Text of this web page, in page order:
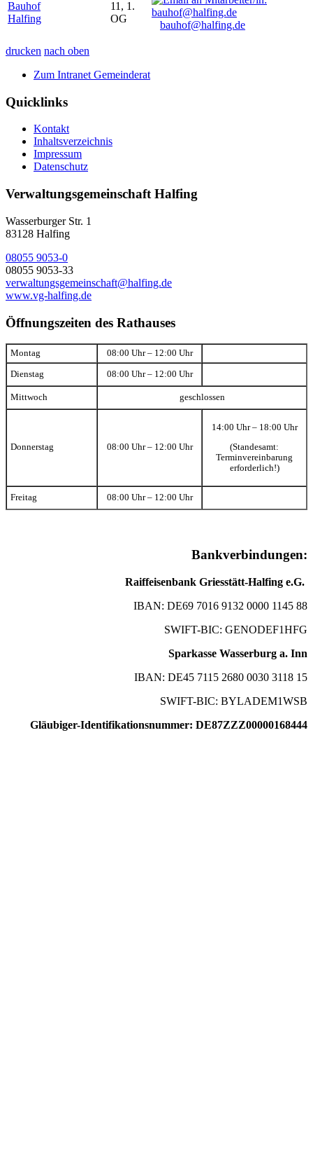
Bauhof
Halfing
11, 1.
OG
bauhof@halfing.de
drucken nach oben
Zum Intranet Gemeinderat
Quicklinks
Kontakt
Inhaltsverzeichnis
Impressum
Datenschutz
Verwaltungsgemeinschaft Halfing
Wasserburger Str. 1
83128 Halfing
08055 9053-0
08055 9053-33
verwaltungsgemeinschaft@halfing.de
www.vg-halfing.de
Öffnungszeiten des Rathauses
Montag 08:00 Uhr – 12:00 Uhr
Dienstag 08:00 Uhr – 12:00 Uhr
Mittwoch geschlossen
Donnerstag 08:00 Uhr – 12:00 Uhr
14:00 Uhr – 18:00 Uhr
(Standesamt:
Terminvereinbarung
erforderlich!)
Freitag 08:00 Uhr – 12:00 Uhr
Bankverbindungen:
Raiffeisenbank Griesstätt-Halfing e.G.
IBAN: DE69 7016 9132 0000 1145 88
SWIFT-BIC: GENODEF1HFG
Sparkasse Wasserburg a. Inn
IBAN: DE45 7115 2680 0030 3118 15
SWIFT-BIC: BYLADEM1WSB
Gläubiger-Identifikationsnummer: DE87ZZZ00000168444